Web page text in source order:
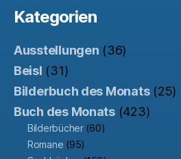
Kategorien
Ausstellungen (36)
Beisl (31)
Bilderbuch des Monats(25)
Buch des Monats(423)
Bilderbücher(60)
Romane (95)